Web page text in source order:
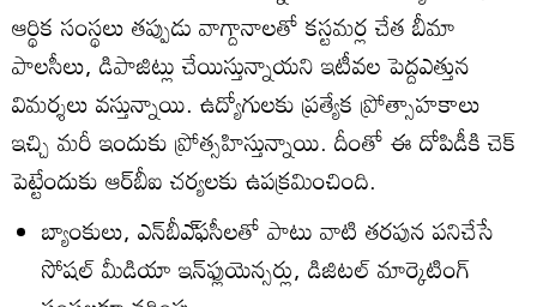
ఆర్థిక సంస్థలు తప్పుడు వాగ్దానాలతో కస్టమర్ల చేత బీమా
పాలసీలు, డిపాజిట్లు చేయిస్తున్నాయని ఇటీవల పెద్దఎత్తున
విమర్శలు వస్తున్నాయి. ఉద్యోగులకు ప్రత్యేక ప్రోత్సాహకాలు
ఇచ్చి మరీ ఇందుకు ప్రోత్సహిస్తున్నాయి. దీంతో ఈ దోపిడీకి చెక్‌
పెట్టేందుకు ఆర్‌బీఐ చర్యలకు ఉపక్రమించింది.
బ్యాంకులు, ఎన్‌బీఎ్‌ఫసీలతో పాటు వాటి తరపున పనిచేసే
సోషల్‌ మీడియా ఇన్‌ఫ్లుయెన్సర్లు, డిజిటల్‌ మార్కెటింగ్‌